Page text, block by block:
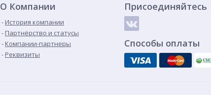
О Компании
История компании
Партнёрство и статусы
Компании-партнеры
Реквизиты
Присоединяйтесь
Способы оплаты